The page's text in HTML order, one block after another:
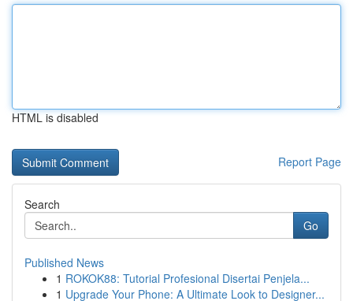
HTML is disabled
Report Page
Search
Go
Published News
1 ROKOK88: Tutorial Profesional Disertai Penjela...
1 Upgrade Your Phone: A Ultimate Look to Designer...